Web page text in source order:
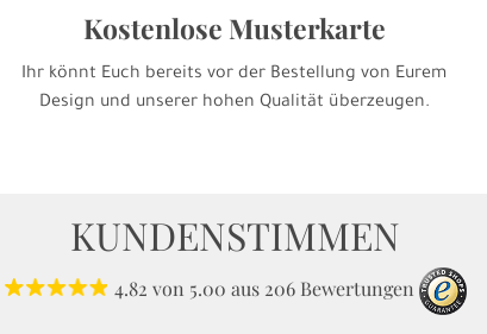
Kostenlose Musterkarte
Ihr könnt Euch bereits vor der Bestellung von Eurem
Design und unserer hohen Qualität überzeugen.
KUNDENSTIMMEN
4.82 von 5.00 aus 206 Bewertungen